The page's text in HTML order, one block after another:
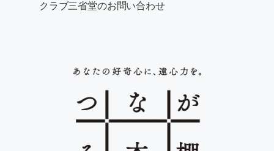
クラブ三省堂のお問い合わせ